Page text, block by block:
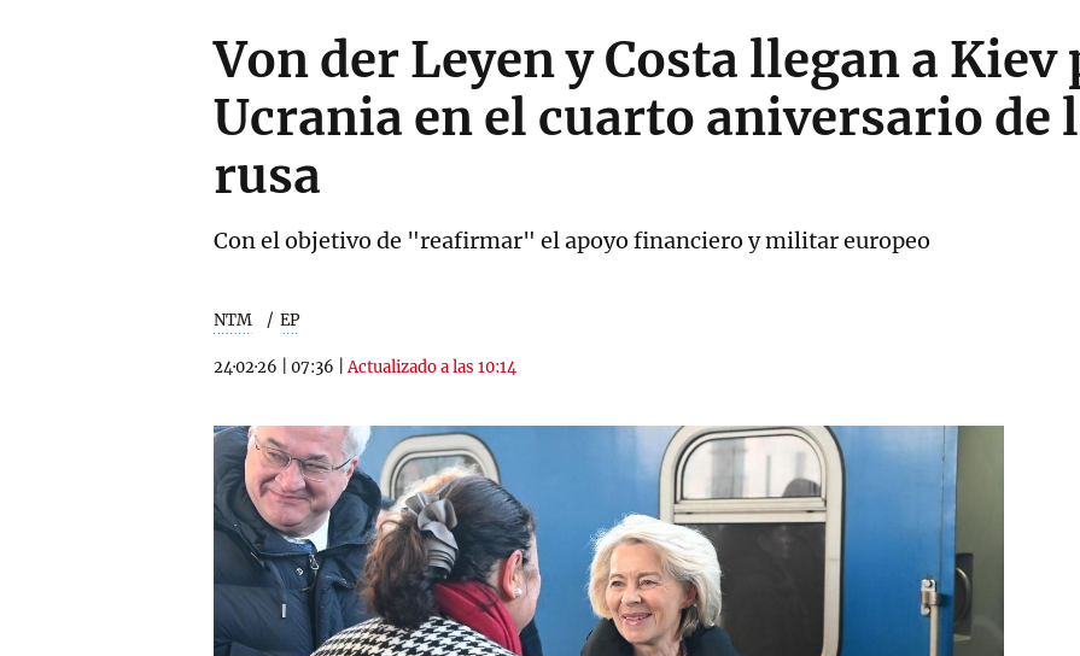
Von der Leyen y Costa llegan a Kiev
Ucrania en el cuarto aniversario de
rusa
Con el objetivo de "reafirmar" el apoyo financiero y militar europeo
NTM EP
24·02·26 07:36 |Actualizado a las 10:14